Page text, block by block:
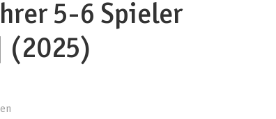
5-6 Spieler
(2025)